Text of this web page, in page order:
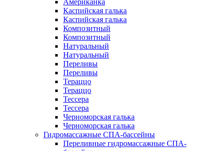
Американка
Каспийская галька
Каспийская галька
Композитный
Композитный
Натуральный
Натуральный
Переливы
Переливы
Тераццо
Тераццо
Тессера
Тессера
Черноморская галька
Черноморская галька
Гидромассажные СПА-бассейны
Переливные гидромассажные СПА-